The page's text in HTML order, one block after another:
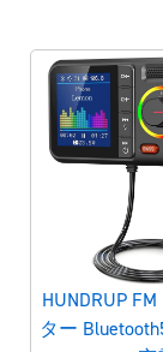
HUNDRUP
ター